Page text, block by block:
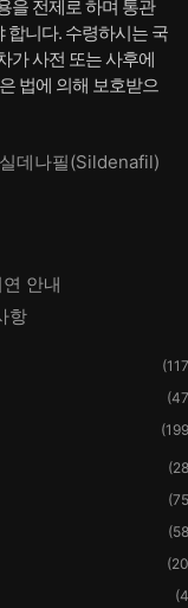
을 전제로 하며 통관
합니다. 수령하시는 국
가 사전 또는 사후에
법에 의해 보호받으
데나필(Sildenafil)
안내
항